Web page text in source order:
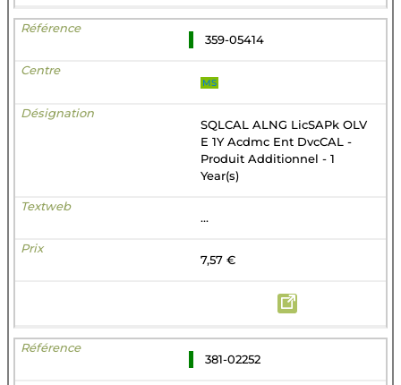
359-05414
MS
SQLCAL ALNG LicSAPk OLV
E 1Y Acdmc Ent DvcCAL -
Produit Additionnel - 1
Year(s)
...
7,57 €
381-02252